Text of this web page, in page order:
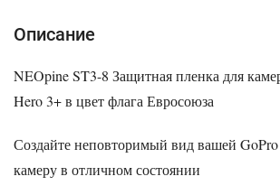
Описание
NEOpine ST3-8 Защитная пленка для
Hero 3+ в цвет флага Евросоюза
Создайте неповторимый вид вашей
камеру в отличном состоянии